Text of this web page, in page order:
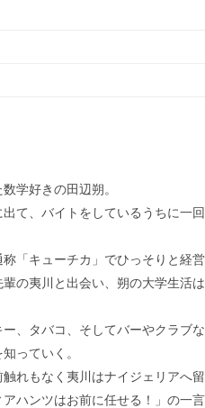
学好きの田辺朔。
て、バイトをしているうちに一回
「キューチカ」でひっそりと経営
の夷川と出会い、朔の大学生活は
、タバコ、そしてバーやクラブな
っていく。
れもなく夷川はナイジェリアへ留
ハンツはお前に任せる！」の一言